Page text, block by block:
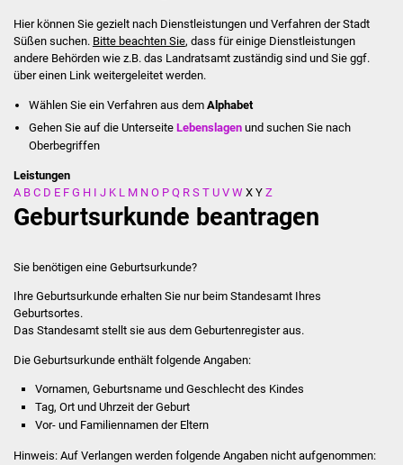
Ratsinformationssystem
Jugendbeirat
Summerrockfestival
Stadtverwaltung
Stellenangebote
Kontakt
Ortsrecht
Hier können Sie gezielt nach Dienstleistungen und Verfahren der Stadt
Süßen suchen. Bitte beachten Sie, dass für einige Dienstleistungen
andere Behörden wie z.B. das Landratsamt zuständig sind und Sie ggf.
über einen Link weitergeleitet werden.
Wählen Sie ein Verfahren aus dem Alphabet
Gehen Sie auf die UnterseiteLebenslagen und suchen Sie nach
Oberbegriffen
Leistungen
A B C D E F G H I J K L M N O P Q R S T U V W X Y Z
Geburtsurkunde beantragen
Sie benötigen eine Geburtsurkunde?
Ihre Geburtsurkunde erhalten Sie nur beim Standesamt Ihres
Geburtsortes.
Das Standesamt stellt sie aus dem Geburtenregister aus.
Die Geburtsurkunde enthält folgende Angaben:
Vornamen, Geburtsname und Geschlecht des Kindes
Tag, Ort und Uhrzeit der Geburt
Vor- und Familiennamen der Eltern
Hinweis: Auf Verlangen werden folgende Angaben nicht aufgenommen: